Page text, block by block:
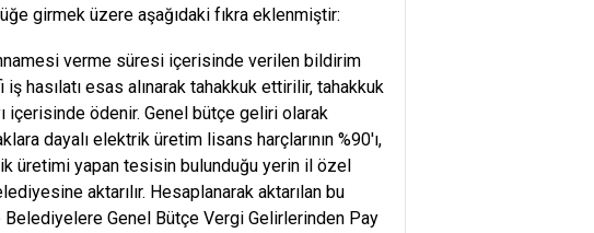
girmek üzere aşağıdaki fıkra eklenmiştir:
verme süresi içerisinde verilen bildirim
esas alınarak tahakkuk ettirilir, tahakkuk
içerisinde ödenir. Genel bütçe geliri olarak
dayalı elektrik üretim lisans harçlarının %90'ı,
üretimi yapan tesisin bulunduğu yerin il özel
aktarılır. Hesaplanarak aktarılan bu
Genel Bütçe Vergi Gelirlerinden Pay